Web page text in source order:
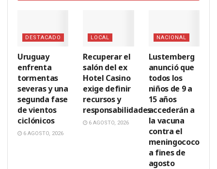
DESTACADO
Uruguay
enfrenta
tormentas
severas y una
segunda fase
de vientos
ciclónicos
6 AGOSTO, 2026
LOCAL
Recuperar el
salón del ex
Hotel Casino
exige definir
recursos y
responsabilidades
6 AGOSTO, 2026
NACIONAL
Lustemberg
anunció que
todos los
niños de 9 a
15 años
accederán a
la vacuna
contra el
meningococo
a fines de
agosto